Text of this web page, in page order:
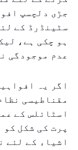
سٹینڈرڈ کے
ہو چکی ہے،
عدم موجودگی
اگر یہ
مقناطیسی
اسٹائلس کے
پرت کی شکل
اشیاء کے لئے